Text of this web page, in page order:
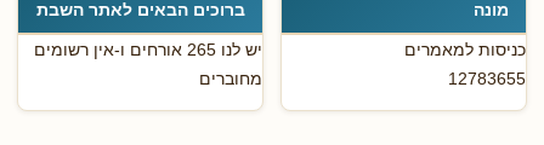
מונה
כניסות למאמרים
12783655
ברוכים הבאים לאתר השבת
יש לנו 265 אורחים ו-אין רשומים
מחוברים